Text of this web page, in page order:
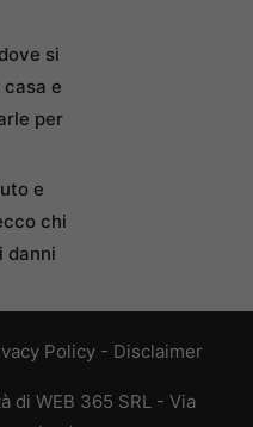
si
e
per
e
chi
danni
Policy - Disclaimer
di WEB 365 SRL - Via